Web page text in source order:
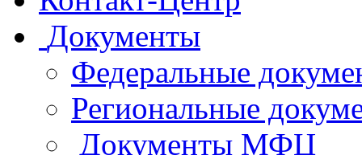
Документы
Федеральные
Региональные
Документы МФЦ